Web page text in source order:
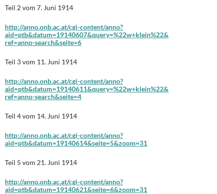
Teil 2 vom 7. Juni 1914
http://anno.onb.ac.at/cgi-content/anno?
aid=ptb&datum=19140607&query=%22w+klein%22&
ref=anno-search&seite=6
Teil 3 vom 11. Juni 1914
http://anno.onb.ac.at/cgi-content/anno?
aid=ptb&datum=19140611&query=%22w+klein%22&
ref=anno-search&seite=4
Teil 4 vom 14. Juni 1914
http://anno.onb.ac.at/cgi-content/anno?
aid=ptb&datum=19140614&seite=5&zoom=31
Teil 5 vom 21. Juni 1914
http://anno.onb.ac.at/cgi-content/anno?
aid=ptb&datum=19140621&seite=6&zoom=31